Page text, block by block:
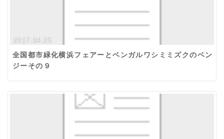
2017.04.25
全国都市緑化横浜フェアーとベンガルワシミミズクのベン
ジーその９